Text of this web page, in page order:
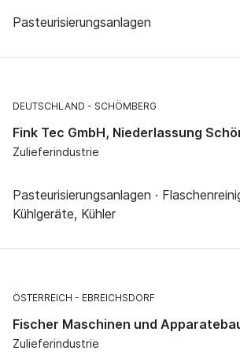
Pasteurisierungsanlagen
DEUTSCHLAND SCHÖMBERG
Fink Tec GmbH, Niederlassung
Zulieferindustrie
Pasteurisierungsanlagen ·
Kühlgeräte, Kühler
ÖSTERREICH EBREICHSDORF
Fischer Maschinen und
Zulieferindustrie